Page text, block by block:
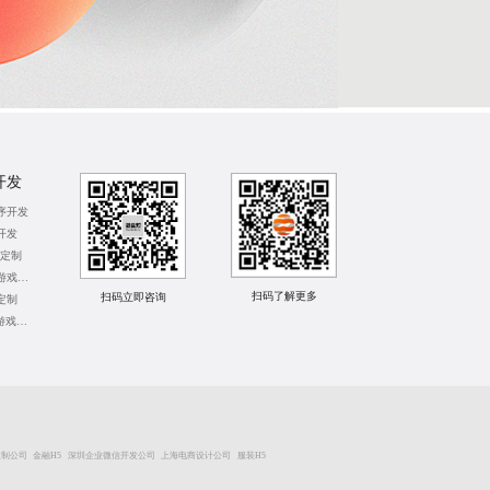
发
开发
发
制
广州体感互动游戏开发
制
成都APP运营游戏定制
扫码立即咨询 扫码了解更多
公司 金融H5 深圳企业微信开发公司 上海电商设计公司 服装H5